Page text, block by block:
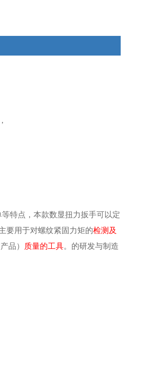
，
特点，本款数显扭力扳手可以定
要用于对螺纹紧固力矩的检测及
品） 质量的工具。的研发与制造